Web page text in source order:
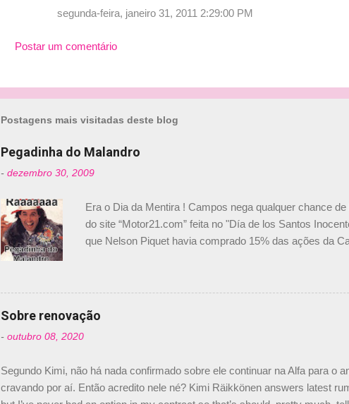
s
segunda-feira, janeiro 31, 2011 2:29:00 PM
Postar um comentário
Postagens mais visitadas deste blog
Pegadinha do Malandro
- dezembro 30, 2009
Era o Dia da Mentira ! Campos nega qualquer chance
do site “Motor21.com” feita no "Día de los Santos
que Nelson Piquet havia comprado 15% das ações da
dirigente foi taxativo ao declarar que o brasileiro não
verdade, nós recebemos uma oferta de Piquet", admitiu
Senna, não podemos ter dois brasileiros”, explicou,
Sobre renovação
- outubro 08, 2020
Segundo Kimi, não há nada confirmado sobre ele continuar na Alfa para o
cravando por aí. Então acredito nele né? Kimi Räikkönen answers latest